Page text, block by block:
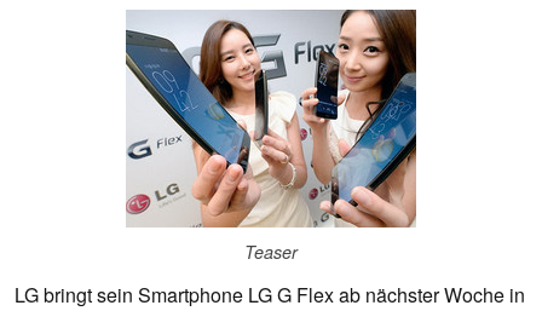
Teaser
LG bringt sein Smartphone LG G Flex ab nächster Woche in